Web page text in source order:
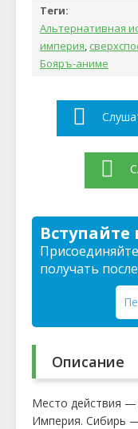
Теги:
Альтернативная
империя,
Бояръ-аниме
получать
Описание
Место действия —
Империя. Сибирь